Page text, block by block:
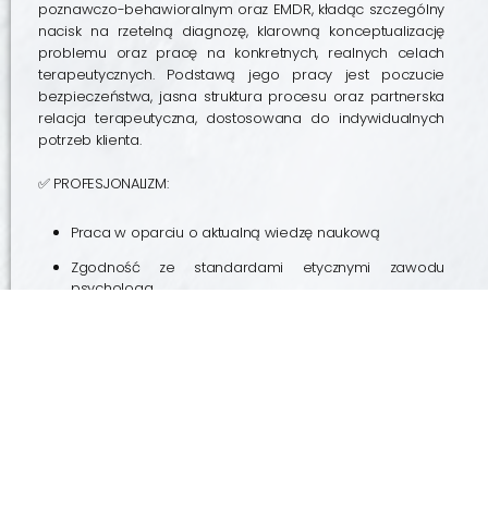
poznawczo-behawioralnym oraz EMDR, kładąc szczególny
nacisk na rzetelną diagnozę, klarowną konceptualizację
problemu oraz pracę na konkretnych, realnych celach
terapeutycznych. Podstawą jego pracy jest poczucie
bezpieczeństwa, jasna struktura procesu oraz partnerska
relacja terapeutyczna, dostosowana do indywidualnych
potrzeb klienta.
✅ PROFESJONALIZM:
Praca w oparciu o aktualną wiedzę naukową
Zgodność ze standardami etycznymi zawodu
psychologa